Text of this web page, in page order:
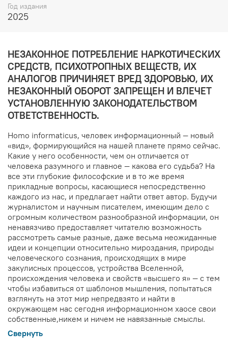
Год издания
2025
НЕЗАКОННОЕ ПОТРЕБЛЕНИЕ НАРКОТИЧЕСКИХ
СРЕДСТВ, ПСИХОТРОПНЫХ ВЕЩЕСТВ, ИХ
АНАЛОГОВ ПРИЧИНЯЕТ ВРЕД ЗДОРОВЬЮ, ИХ
НЕЗАКОННЫЙ ОБОРОТ ЗАПРЕЩЕН И ВЛЕЧЕТ
УСТАНОВЛЕННУЮ ЗАКОНОДАТЕЛЬСТВОМ
ОТВЕТСТВЕННОСТЬ.
Homo informaticus, человек информационный — новый
«вид», формирующийся на нашей планете прямо сейчас.
Какие у него особенности, чем он отличается от
человека разумного и главное — какова его судьба? На
все эти глубокие философские и в то же время
прикладные вопросы, касающиеся непосредственно
каждого из нас, и предлагает найти ответ автор. Будучи
журналистом и научным писателем, имеющим дело с
огромным количеством разнообразной информации, он
ненавязчиво предоставляет читателю возможность
рассмотреть самые разные, даже весьма неожиданные
идеи и концепции относительно мироздания, природы
человеческого сознания, происходящих в мире
закулисных процессов, устройства Вселенной,
происхождения человека и свойств «высшего я» — с тем
чтобы избавиться от шаблонов мышления, попытаться
взглянуть на этот мир непредвзято и найти в
окружающем нас сегодня информационном хаосе свои
собственные,никем и ничем не навязанные смыслы.
Свернуть